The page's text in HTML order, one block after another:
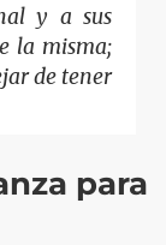
y a sus
la misma;
de tener
para